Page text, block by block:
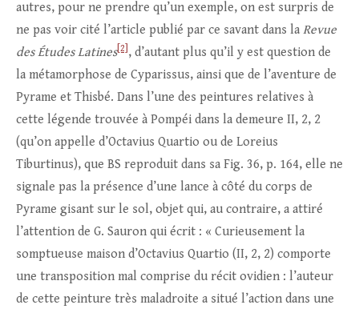
autres, pour ne prendre qu’un exemple, on est surpris de
ne pas voir cité l’article publié par ce savant dans la Revue
des Études Latines[2] , d’autant plus qu’il y est question de
la métamorphose de Cyparissus, ainsi que de l’aventure de
Pyrame et Thisbé. Dans l’une des peintures relatives à
cette légende trouvée à Pompéi dans la demeure II, 2, 2
(qu’on appelle d’Octavius Quartio ou de Loreius
Tiburtinus), que BS reproduit dans sa Fig. 36, p. 164, elle ne
signale pas la présence d’une lance à côté du corps de
Pyrame gisant sur le sol, objet qui, au contraire, a attiré
l’attention de G. Sauron qui écrit : « Curieusement la
somptueuse maison d’Octavius Quartio (II, 2, 2) comporte
une transposition mal comprise du récit ovidien : l’auteur
de cette peinture très maladroite a situé l’action dans une